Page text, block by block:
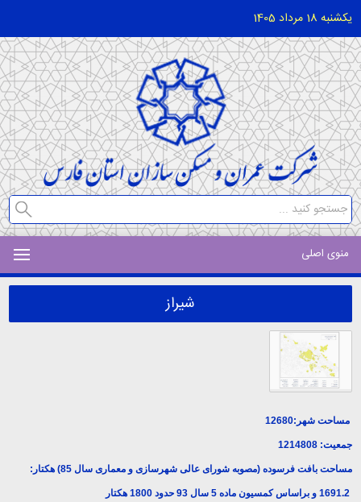
یکشنبه 18 مرداد 1405
منوی اصلی
شیراز
مساحت شهر:12680
جمعيت: 1214808
مساحت بافت فرسوده (مصوبه شورای عالی شهرسازی و معماری سال 85) هکتار:
1691.2 و براساس کمسیون ماده 5 سال 93 حدود 1800 هکتار